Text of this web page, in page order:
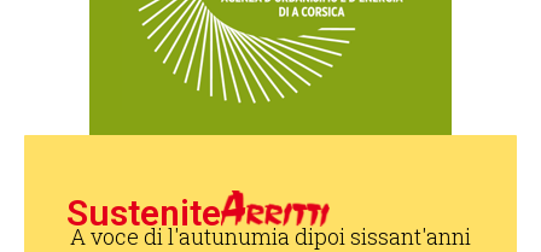
Sustenite
A voce di l'autunumia dipoi sissant'anni